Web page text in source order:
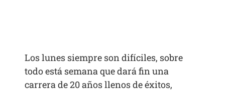
Los lunes siempre son difíciles, sobre
todo está semana que dará fin una
carrera de 20 años llenos de éxitos,